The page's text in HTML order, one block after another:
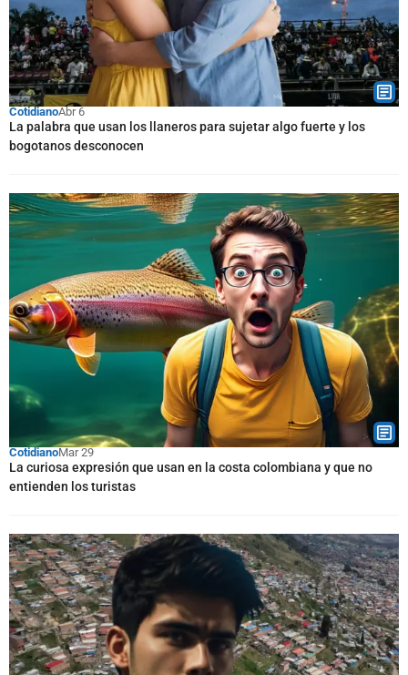
CotidianoAbr 6
La palabra que usan los llaneros para sujetar algo fuerte y los
bogotanos desconocen
CotidianoMar 29
La curiosa expresión que usan en la costa colombiana y que no
entienden los turistas